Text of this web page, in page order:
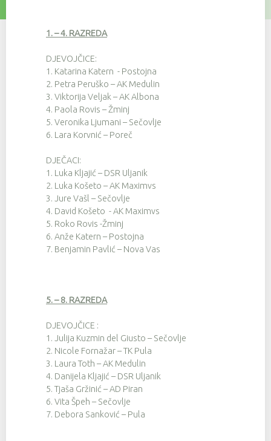
1. – 4. RAZREDA
DJEVOJČICE:
1. Katarina Katern - Postojna
2. Petra Peruško – AK Medulin
3. Viktorija Veljak – AK Albona
4. Paola Rovis – Žminj
5. Veronika Ljumani – Sečovlje
6. Lara Korvnić – Poreč
DJEČACI:
1. Luka Kljajić – DSR Uljanik
2. Luka Košeto – AK Maximvs
3. Jure Vašl – Sečovlje
4. David Košeto - AK Maximvs
5. Roko Rovis -Žminj
6. Anže Katern – Postojna
7. Benjamin Pavlić – Nova Vas
5. – 8. RAZREDA
DJEVOJČICE :
1. Julija Kuzmin del Giusto – Sečovlje
2. Nicole Fornažar – TK Pula
3. Laura Toth – AK Medulin
4. Danijela Kljajić – DSR Uljanik
5. Tjaša Gržinić – AD Piran
6. Vita Špeh – Sečovlje
7. Debora Sanković – Pula